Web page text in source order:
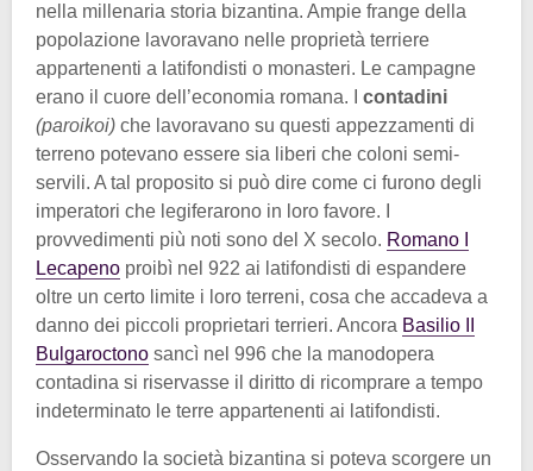
nella millenaria storia bizantina. Ampie frange della
popolazione lavoravano nelle proprietà terriere
appartenenti a latifondisti o monasteri. Le campagne
erano il cuore dell’economia romana. I contadini
(paroikoi) che lavoravano su questi appezzamenti di
terreno potevano essere sia liberi che coloni semi-
servili. A tal proposito si può dire come ci furono degli
imperatori che legiferarono in loro favore. I
provvedimenti più noti sono del X secolo. Romano I
Lecapeno proibì nel 922 ai latifondisti di espandere
oltre un certo limite i loro terreni, cosa che accadeva a
danno dei piccoli proprietari terrieri. Ancora Basilio II
Bulgaroctono sancì nel 996 che la manodopera
contadina si riservasse il diritto di ricomprare a tempo
indeterminato le terre appartenenti ai latifondisti.
Osservando la società bizantina si poteva scorgere un